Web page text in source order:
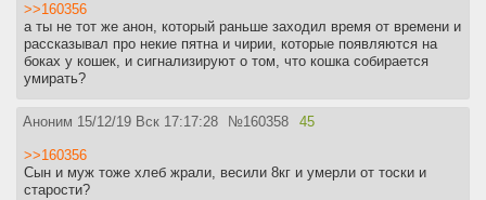
>>160356
а ты не тот же анон, который раньше заходил время от времени и
рассказывал про некие пятна и чирии, которые появляются на
боках у кошек, и сигнализируют о том, что кошка собирается
умирать?
Аноним 15/12/19 Вск 17:17:28 №160358 45
>>160356
Сын и муж тоже хлеб жрали, весили 8кг и умерли от тоски и
старости?